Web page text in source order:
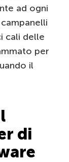
ad ogni
cali delle
per
il
di